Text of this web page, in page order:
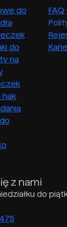
do
do
na
hak
FAQ
z nami
do